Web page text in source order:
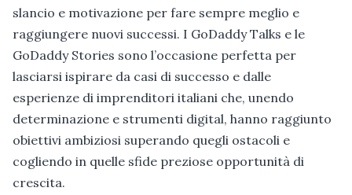
slancio e motivazione per fare sempre meglio e
raggiungere nuovi successi. I GoDaddy Talks e le
GoDaddy Stories sono l’occasione perfetta per
lasciarsi ispirare da casi di successo e dalle
esperienze di imprenditori italiani che, unendo
determinazione e strumenti digital, hanno raggiunto
obiettivi ambiziosi superando quegli ostacoli e
cogliendo in quelle sfide preziose opportunità di
crescita.